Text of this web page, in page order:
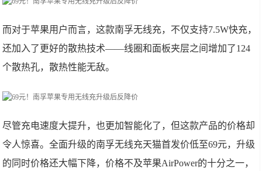
而对于苹果用户而言，这款南孚无线充，不仅支持7.5W快充，
还加入了更好的散热技术——线圈和面板夹层之间增加了124
个散热孔，散热性能无敌。
尽管充电速度大提升，也更加智能化了，但这款产品的价格却
令人惊喜。全面升级的南孚无线充天猫首发价低至69元，升级
的同时价格还大幅下降，价格不及苹果AirPower的十分之一，